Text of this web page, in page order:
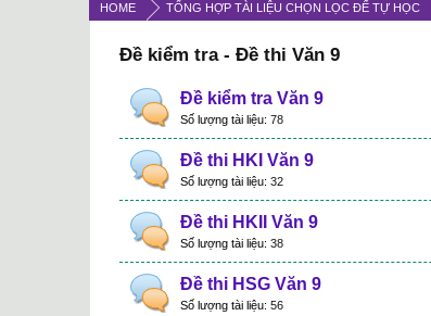
HOME TỔNG HỢP TÀI LIỆU CHỌN LỌC ĐỂ TỰ HỌC
Đề kiểm tra - Đề thi Văn 9
Đề kiểm tra Văn 9
Số lượng tài liệu: 78
Đề thi HKI Văn 9
Số lượng tài liệu: 32
Đề thi HKII Văn 9
Số lượng tài liệu: 38
Đề thi HSG Văn 9
Số lượng tài liệu: 56